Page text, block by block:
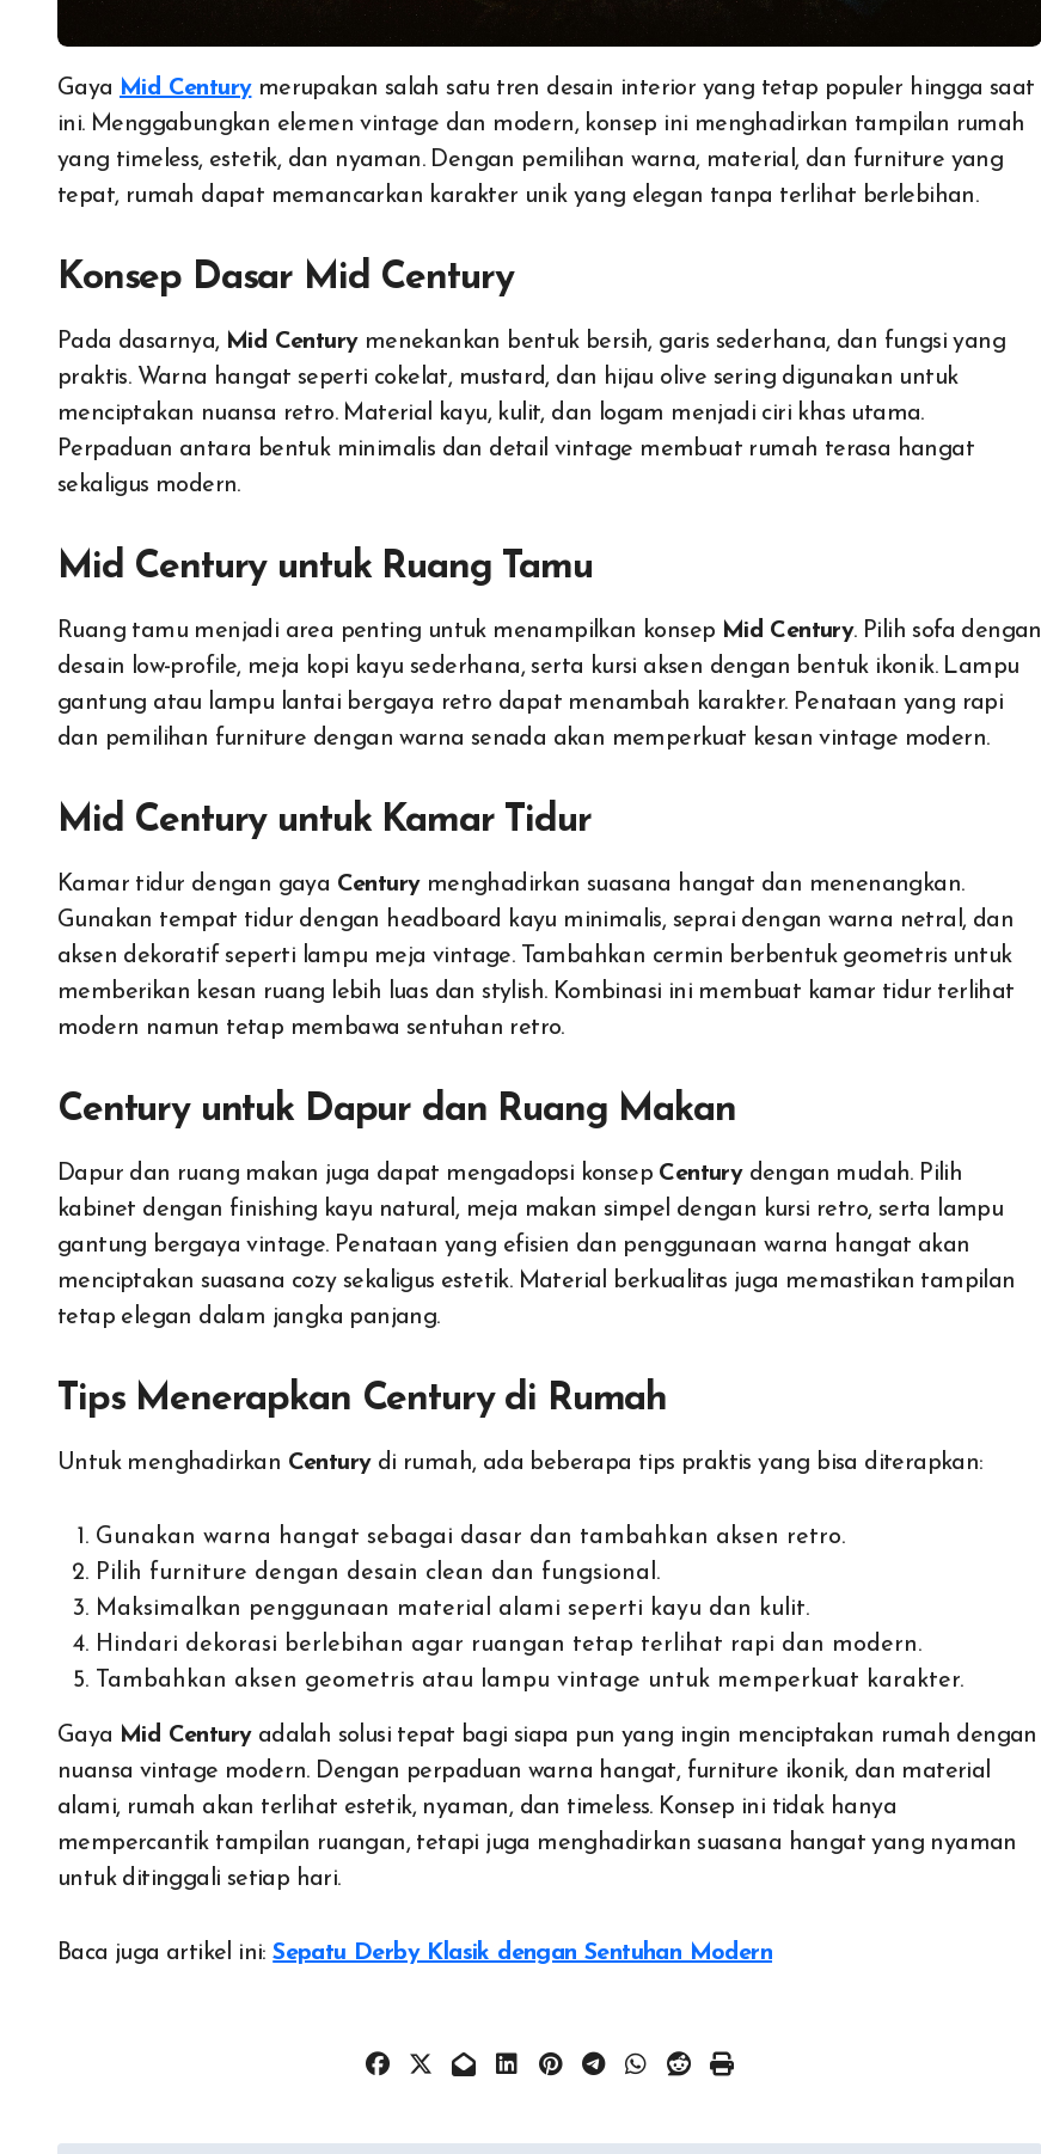
Gaya Mid Centurymerupakan salah satu tren desain interior yang tetap populer hingga saat
ini. Menggabungkan elemen vintage dan modern, konsep ini menghadirkan tampilan rumah
yang timeless, estetik, dan nyaman. Dengan pemilihan warna, material, dan furniture yang
tepat, rumah dapat memancarkan karakter unik yang elegan tanpa terlihat berlebihan.
Konsep Dasar Mid Century
Pada dasarnya, Mid Centurymenekankan bentuk bersih, garis sederhana, dan fungsi yang
praktis. Warna hangat seperti cokelat, mustard, dan hijau olive sering digunakan untuk
menciptakan nuansa retro. Material kayu, kulit, dan logam menjadi ciri khas utama.
Perpaduan antara bentuk minimalis dan detail vintage membuat rumah terasa hangat
sekaligus modern.
Mid Century untuk Ruang Tamu
Ruang tamu menjadi area penting untuk menampilkan konsep Mid Century. Pilih sofa dengan
desain low-profile, meja kopi kayu sederhana, serta kursi aksen dengan bentuk ikonik. Lampu
gantung atau lampu lantai bergaya retro dapat menambah karakter. Penataan yang rapi
dan pemilihan furniture dengan warna senada akan memperkuat kesan vintage modern.
Mid Century untuk Kamar Tidur
Kamar tidur dengan gaya Centurymenghadirkan suasana hangat dan menenangkan.
Gunakan tempat tidur dengan headboard kayu minimalis, seprai dengan warna netral, dan
aksen dekoratif seperti lampu meja vintage. Tambahkan cermin berbentuk geometris untuk
memberikan kesan ruang lebih luas dan stylish. Kombinasi ini membuat kamar tidur terlihat
modern namun tetap membawa sentuhan retro.
Century untuk Dapur dan Ruang Makan
Dapur dan ruang makan juga dapat mengadopsi konsep Centurydengan mudah. Pilih
kabinet dengan finishing kayu natural, meja makan simpel dengan kursi retro, serta lampu
gantung bergaya vintage. Penataan yang efisien dan penggunaan warna hangat akan
menciptakan suasana cozy sekaligus estetik. Material berkualitas juga memastikan tampilan
tetap elegan dalam jangka panjang.
Tips Menerapkan Century di Rumah
Untuk menghadirkan Centurydi rumah, ada beberapa tips praktis yang bisa diterapkan:
Gunakan warna hangat sebagai dasar dan tambahkan aksen retro.
Pilih furniture dengan desain clean dan fungsional.
Maksimalkan penggunaan material alami seperti kayu dan kulit.
Hindari dekorasi berlebihan agar ruangan tetap terlihat rapi dan modern.
Tambahkan aksen geometris atau lampu vintage untuk memperkuat karakter.
Gaya Mid Centuryadalah solusi tepat bagi siapa pun yang ingin menciptakan rumah dengan
nuansa vintage modern. Dengan perpaduan warna hangat, furniture ikonik, dan material
alami, rumah akan terlihat estetik, nyaman, dan timeless. Konsep ini tidak hanya
mempercantik tampilan ruangan, tetapi juga menghadirkan suasana hangat yang nyaman
untuk ditinggali setiap hari.
Baca juga artikel ini:Sepatu Derby Klasik dengan Sentuhan Modern